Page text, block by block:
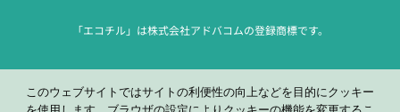
「エコチル」は株式会社アドバコムの登録商標です。
このウェブサイトではサイトの利便性の向上などを目的にクッキー